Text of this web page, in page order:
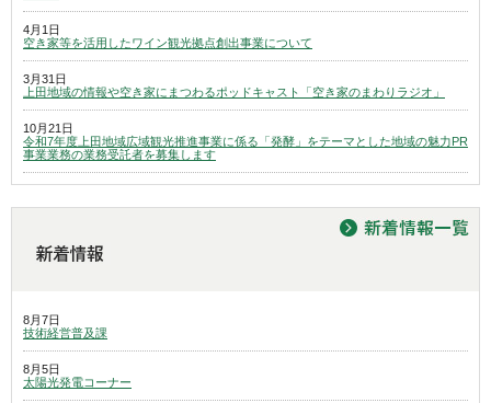
4月1日
空き家等を活用したワイン観光拠点創出事業について
3月31日
上田地域の情報や空き家にまつわるポッドキャスト「空き家のまわりラジオ」
10月21日
令和7年度上田地域広域観光推進事業に係る「発酵」をテーマとした地域の魅力PR
事業業務の業務受託者を募集します
8月7日
技術経営普及課
8月5日
太陽光発電コーナー